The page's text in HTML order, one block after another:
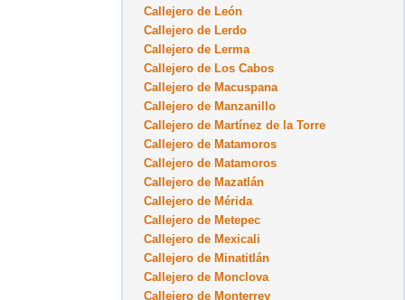
Callejero de León
Callejero de Lerdo
Callejero de Lerma
Callejero de Los Cabos
Callejero de Macuspana
Callejero de Manzanillo
Callejero de Martínez de la Torre
Callejero de Matamoros
Callejero de Matamoros
Callejero de Mazatlán
Callejero de Mérida
Callejero de Metepec
Callejero de Mexicali
Callejero de Minatitlán
Callejero de Monclova
Callejero de Monterrey